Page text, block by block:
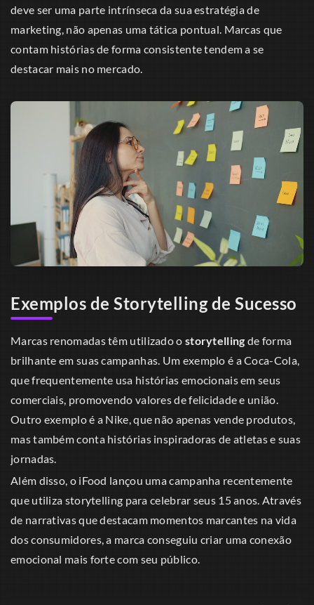
deve ser uma parte intrínseca da sua estratégia de
marketing, não apenas uma tática pontual. Marcas que
contam histórias de forma consistente tendem a se
destacar mais no mercado.
Exemplos de Storytelling de Sucesso
Marcas renomadas têm utilizado o storytelling de forma
brilhante em suas campanhas. Um exemplo é a Coca-Cola,
que frequentemente usa histórias emocionais em seus
comerciais, promovendo valores de felicidade e união.
Outro exemplo é a Nike, que não apenas vende produtos,
mas também conta histórias inspiradoras de atletas e suas
jornadas.
Além disso, o iFood lançou uma campanha recentemente
que utiliza storytelling para celebrar seus 15 anos. Através
de narrativas que destacam momentos marcantes na vida
dos consumidores, a marca conseguiu criar uma conexão
emocional mais forte com seu público.